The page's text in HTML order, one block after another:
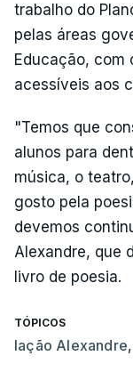
trabalho do
pelas áreas
Educação, com
acessíveis aos
"Temos que
alunos para
música, o
gosto pela
devemos
Alexandre, que
livro de poesia.
TÓPICOS
Iação Alexandre,